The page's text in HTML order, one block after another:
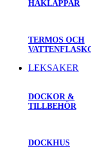
HAKLAPPAR
TERMOS OCH
LEKSAKER
DOCKOR &
TILLBEHÖR
DOCKHUS